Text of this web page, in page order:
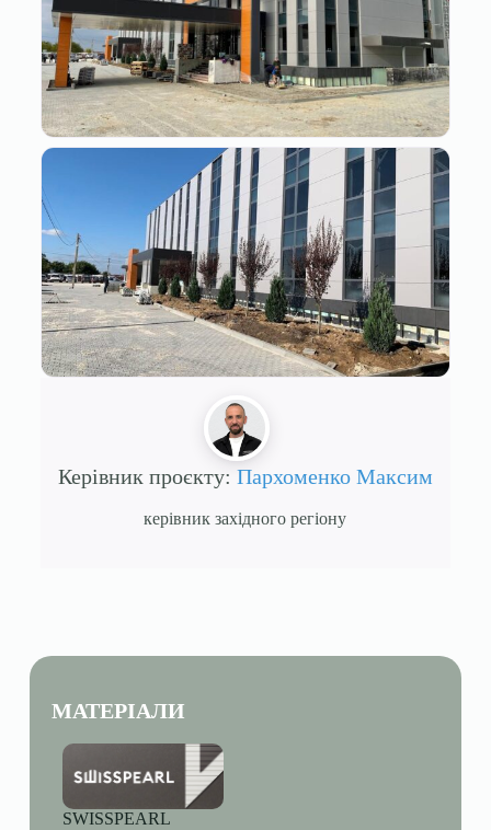
Керівник проєкту: Пархоменко Максим
керівник західного регіону
МАТЕРІАЛИ
SWISSPEARL